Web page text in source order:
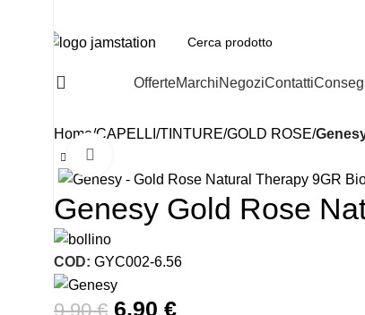
OfferteMarchiNegoziContatti
Home CAPELLI TINTURE GOLD ROSE
Genesy Gold Rose
COD: GYC002-6.56
9,90€ 6,90 €